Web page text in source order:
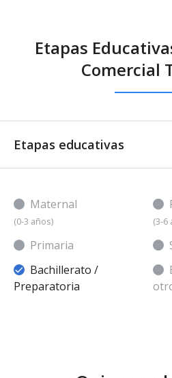
Etapas
Comercial
Etapas educativas
Maternal
(0-3 años) (3-6
Primaria
Bachillerato /
Preparatoria